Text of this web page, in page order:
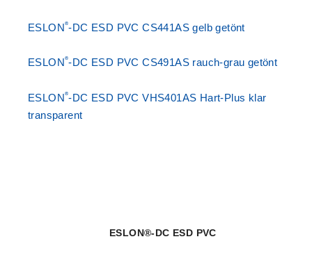
ESLON®-DC ESD PVC CS441AS gelb getönt
ESLON®-DC ESD PVC CS491AS rauch-grau getönt
ESLON®-DC ESD PVC VHS401AS Hart-Plus klar
transparent
ESLON®-DC ESD PVC